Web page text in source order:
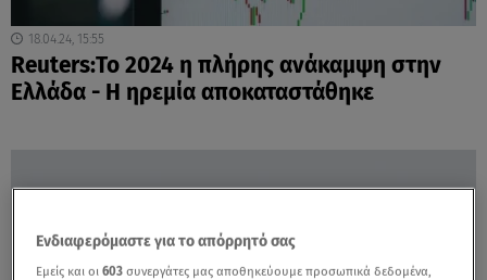
18.04.24, 15:55
Reuters:Το 2024 η πλήρης ανάκαμψη στην
Ελλάδα - Η ηρεμία αποκαταστάθηκε
Ενδιαφερόμαστε για το απόρρητό σας
Εμείς και οι603 συνεργάτες μας αποθηκεύουμε προσωπικά δεδομένα,